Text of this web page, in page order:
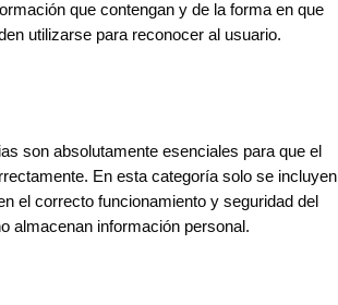
que contengan y de la forma en que
utilizarse para reconocer al usuario.
son absolutamente esenciales para que el
En esta categoría solo se incluyen
el correcto funcionamiento y seguridad del
almacenan información personal.